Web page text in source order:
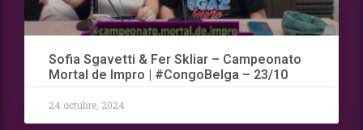
Sofia Sgavetti & Fer Skliar – Campeonato
Mortal de Impro | #CongoBelga – 23/10
24 octubre, 2024